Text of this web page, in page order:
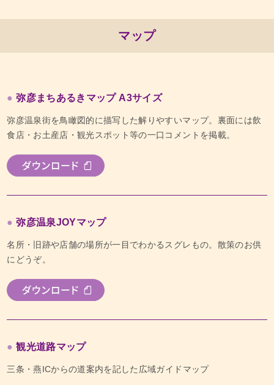
マップ
弥彦まちあるきマップ A3サイズ
弥彦温泉街を鳥瞰図的に描写した解りやすいマップ。裏面には飲
食店・お土産店・観光スポット等の一口コメントを掲載。
弥彦温泉JOYマップ
名所・旧跡や店舗の場所が一目でわかるスグレもの。散策のお供
にどうぞ。
観光道路マップ
三条・燕ICからの道案内を記した広域ガイドマップ